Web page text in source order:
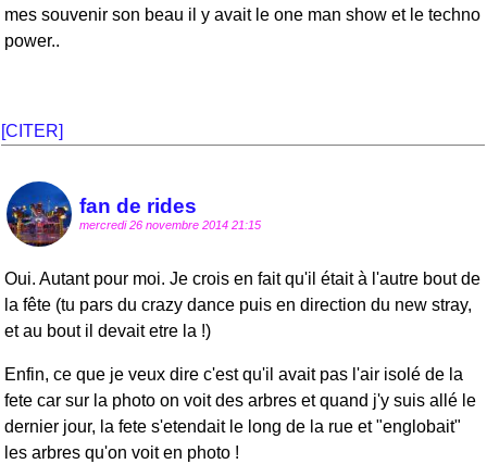
mes souvenir son beau il y avait le one man show et le techno
power..
[CITER]
fan de rides
mercredi 26 novembre 2014 21:15
Oui. Autant pour moi. Je crois en fait qu'il était à l'autre bout de
la fête (tu pars du crazy dance puis en direction du new stray,
et au bout il devait etre la !)
Enfin, ce que je veux dire c'est qu'il avait pas l'air isolé de la
fete car sur la photo on voit des arbres et quand j'y suis allé le
dernier jour, la fete s'etendait le long de la rue et "englobait"
les arbres qu'on voit en photo !